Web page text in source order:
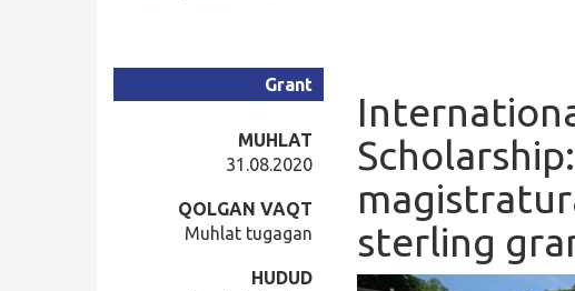
sterling
Grant
MUHLAT
31.08.2020
QOLGAN VAQT
Muhlat tugagan
HUDUD